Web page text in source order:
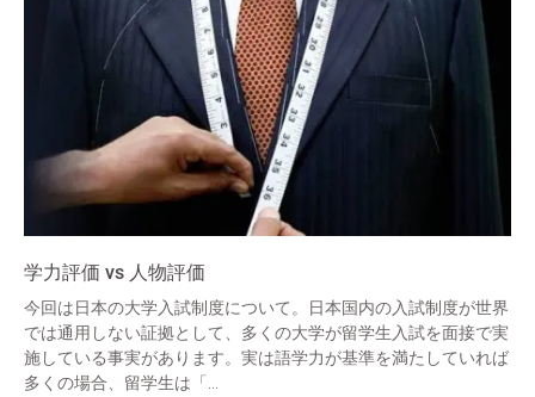
学力評価 vs 人物評価
今回は日本の大学入試制度について。日本国内の入試制度が世界
では通用しない証拠として、多くの大学が留学生入試を面接で実
施している事実があります。実は語学力が基準を満たしていれば
多くの場合、留学生は「...